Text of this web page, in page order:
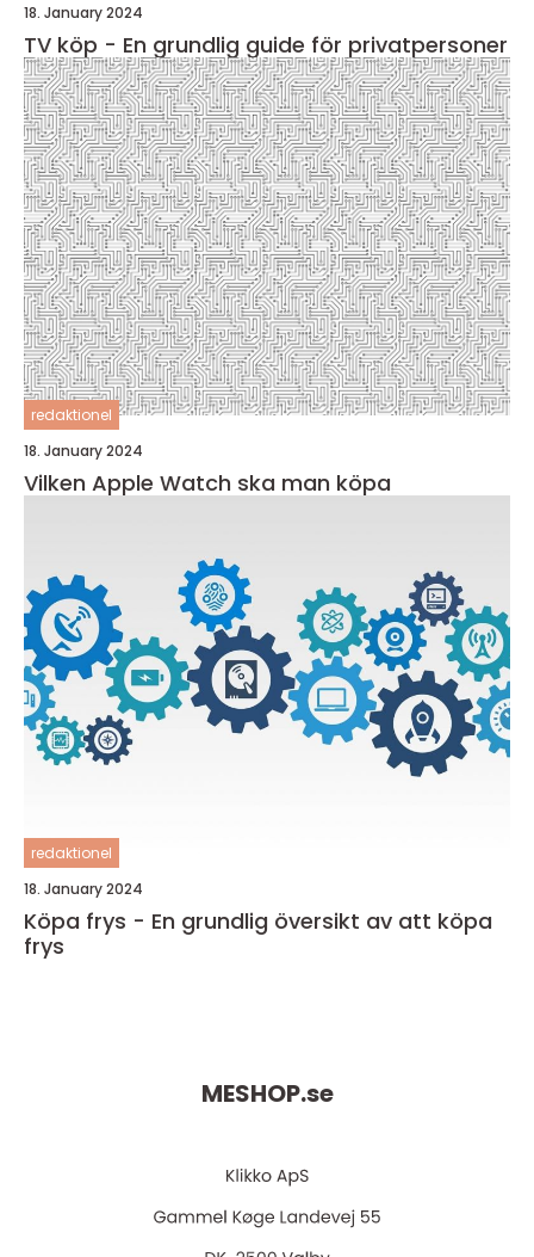
18. January 2024
TV köp - En grundlig guide för privatpersoner
redaktionel
18. January 2024
Vilken Apple Watch ska man köpa
redaktionel
18. January 2024
Köpa frys - En grundlig översikt av att köpa
frys
MESHOP.se